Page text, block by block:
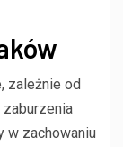
zależnie od
zaburzenia
w zachowaniu